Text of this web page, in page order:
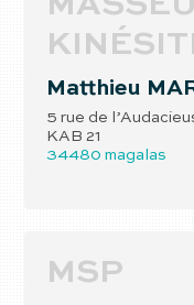
Matthieu
5 rue de
KAB 21
34480 magalas
MSP